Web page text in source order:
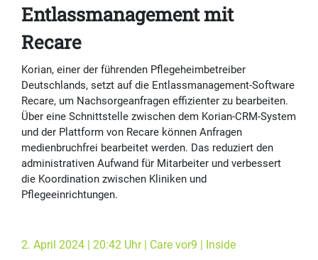
Entlassmanagement mit
Recare
Korian, einer der führenden Pflegeheimbetreiber
Deutschlands, setzt auf die Entlassmanagement-Software
Recare, um Nachsorgeanfragen effizienter zu bearbeiten.
Über eine Schnittstelle zwischen dem Korian-CRM-System
und der Plattform von Recare können Anfragen
medienbruchfrei bearbeitet werden. Das reduziert den
administrativen Aufwand für Mitarbeiter und verbessert
die Koordination zwischen Kliniken und
Pflegeeinrichtungen.
2. April 2024 | 20:42 Uhr | Care vor9 | Inside